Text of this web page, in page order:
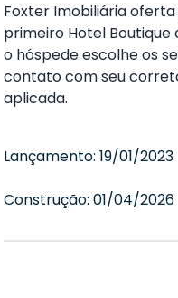
Foxter Imobiliária
primeiro Hotel
o hóspede escolhe os
contato com seu
aplicada.
Lançamento: 19/01/2023
Construção: 01/04/2026